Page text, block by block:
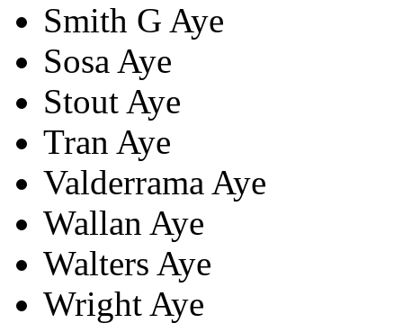
Smith G Aye
Sosa Aye
Stout Aye
Tran Aye
Valderrama Aye
Wallan Aye
Walters Aye
Wright Aye